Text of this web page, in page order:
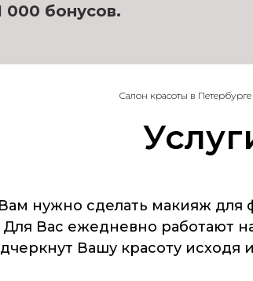
000 бонусов.
Салон красоты в Петербурге
нужно сделать макияж для
Вас ежедневно работают
Вашу красоту